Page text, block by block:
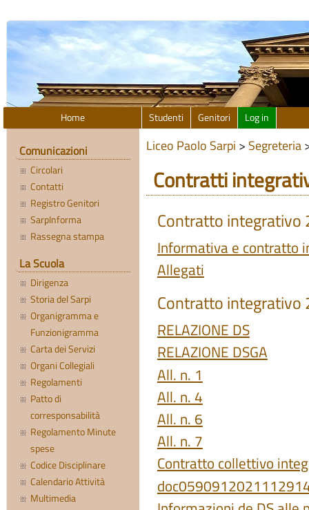
Home Studenti Genitori Log in
Comunicazioni
Circolari
Contatti
Registro Genitori
SarpInforma
Rassegna stampa
La Scuola
Dirigenza
Storia del Sarpi
Organigramma e
Funzionigramma
Carta dei Servizi
Organi Collegiali
Regolamenti
Patto di
corresponsabilità
Regolamento Minute
spese
Codice Disciplinare
Calendario Attività
Multimedia
Liceo Paolo Sarpi > Segreteria
Contratti
Contratto
Informativa e contratto
Allegati
Contratto
RELAZIONE DS
RELAZIONE DSGA
All. n. 1
All. n. 4
All. n. 6
All. n. 7
Contratto collettivo